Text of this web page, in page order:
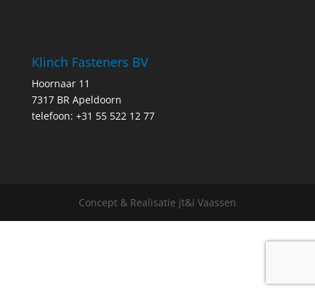
Klinch Fasteners BV
Hoornaar 11
7317 BR Apeldoorn
telefoon: +31 55 522 12 77
Concept & Realisatie jt&i Vaassen